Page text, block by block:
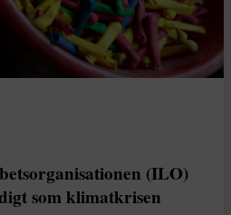
(ILO)
som klimatkrisen